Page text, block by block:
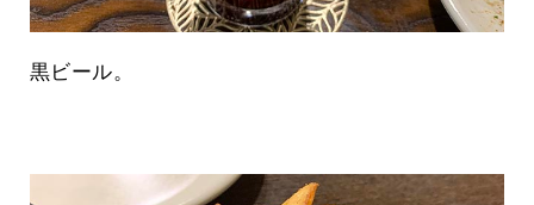
黒ビール。